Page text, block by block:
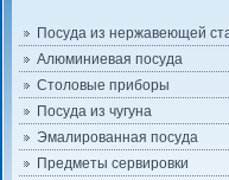
Посуда из нержавеющей
Алюминиевая посуда
Столовые приборы
Посуда из чугуна
Эмалированная посуда
Предметы сервировки